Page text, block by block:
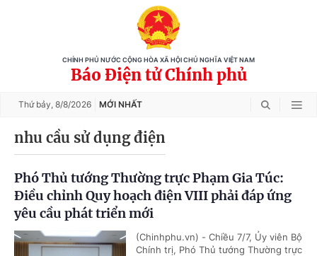
CHÍNH PHỦ NƯỚC CỘNG HÒA XÃ HỘI CHỦ NGHĨA VIỆT NAM
Báo Điện tử Chính phủ
Thứ bảy, 8/8/2026 MỚI NHẤT
nhu cầu sử dụng điện
Phó Thủ tướng Thường trực Phạm Gia Túc:
Điều chỉnh Quy hoạch điện VIII phải đáp ứng
yêu cầu phát triển mới
(Chinhphu.vn) - Chiều 7/7, Ủy viên Bộ
Chính trị, Phó Thủ tướng Thường trực